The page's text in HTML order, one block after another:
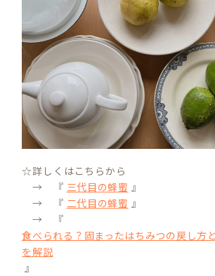
☆詳しくはこちらから
→ 『 三代目の蜂蜜 』
→ 『 二代目の蜂蜜 』
→ 『
食べられる？固まったはちみつの戻し方
を解説
』